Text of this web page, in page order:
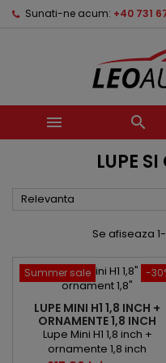
Sunati-ne acum: +40 731
 
LUPE
Relevanta
Se afiseaza
-
Summer sale
LUPE MINI H1 1,8 INCH +
ORNAMENTE 1,8 INCH
Lupe Mini H1 1,8 inch +
ornamente 1,8 inch